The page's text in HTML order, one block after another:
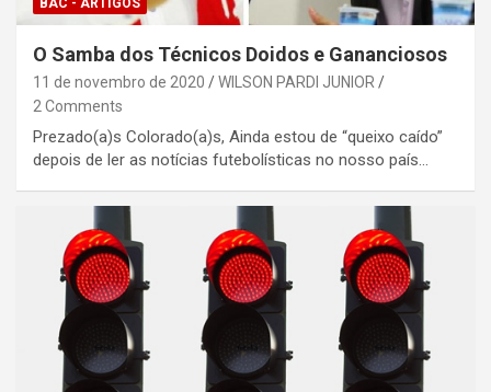
BAC - ARTIGOS
O Samba dos Técnicos Doidos e Gananciosos
11 de novembro de 2020
WILSON PARDI JUNIOR
2 Comments
Prezado(a)s Colorado(a)s, Ainda estou de “queixo caído”
depois de ler as notícias futebolísticas no nosso país…